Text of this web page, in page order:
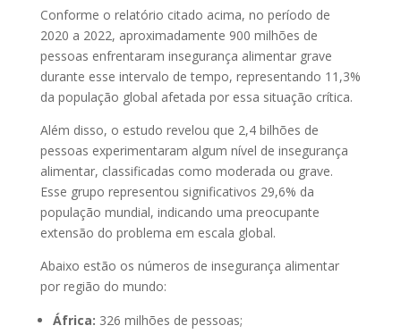
Conforme o relatório citado acima, no período de
2020 a 2022, aproximadamente 900 milhões de
pessoas enfrentaram insegurança alimentar grave
durante esse intervalo de tempo, representando 11,3%
da população global afetada por essa situação crítica.
Além disso, o estudo revelou que 2,4 bilhões de
pessoas experimentaram algum nível de insegurança
alimentar, classificadas como moderada ou grave.
Esse grupo representou significativos 29,6% da
população mundial, indicando uma preocupante
extensão do problema em escala global.
Abaixo estão os números de insegurança alimentar
por região do mundo:
África: 326 milhões de pessoas;